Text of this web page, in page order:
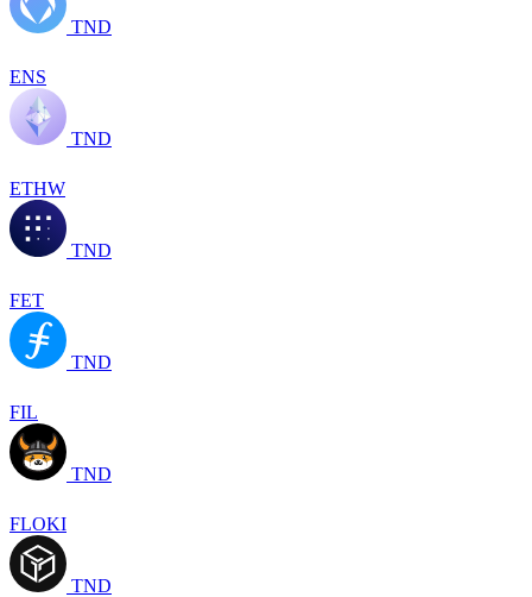
TND
ENS
TND
ETHW
TND
FET
TND
FIL
TND
FLOKI
TND